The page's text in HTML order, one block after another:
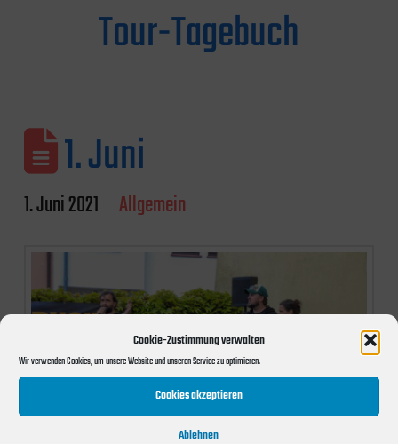
Cookie-Zustimmung verwalten
Wir verwenden Cookies, um unsere Website und unseren Service zu optimieren.
Cookies akzeptieren
Ablehnen
Tour-Tagebuch
1. Juni
1. Juni 2021 Allgemein